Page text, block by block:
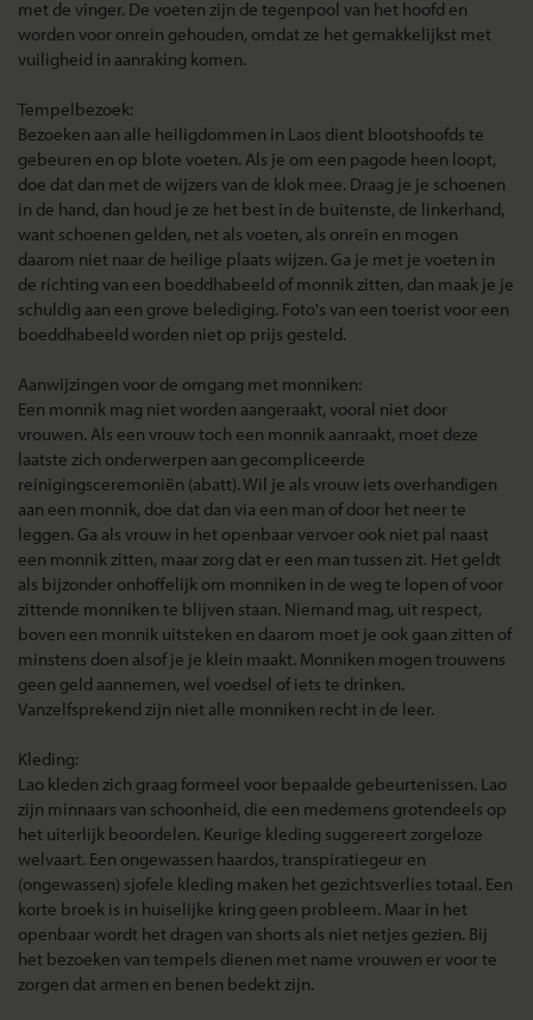
met de vinger. De voeten zijn de tegenpool van het hoofd en
worden voor onrein gehouden, omdat ze het gemakkelijkst met
vuiligheid in aanraking komen.
Tempelbezoek:
Bezoeken aan alle heiligdommen in Laos dient blootshoofds te
gebeuren en op blote voeten. Als je om een pagode heen loopt,
doe dat dan met de wijzers van de klok mee. Draag je je schoenen
in de hand, dan houd je ze het best in de buitenste, de linkerhand,
want schoenen gelden, net als voeten, als onrein en mogen
daarom niet naar de heilige plaats wijzen. Ga je met je voeten in
de richting van een boeddhabeeld of monnik zitten, dan maak je je
schuldig aan een grove belediging. Foto's van een toerist voor een
boeddhabeeld worden niet op prijs gesteld.
Aanwijzingen voor de omgang met monniken:
Een monnik mag niet worden aangeraakt, vooral niet door
vrouwen. Als een vrouw toch een monnik aanraakt, moet deze
laatste zich onderwerpen aan gecompliceerde
reinigingsceremoniën (abatt). Wil je als vrouw iets overhandigen
aan een monnik, doe dat dan via een man of door het neer te
leggen. Ga als vrouw in het openbaar vervoer ook niet pal naast
een monnik zitten, maar zorg dat er een man tussen zit. Het geldt
als bijzonder onhoffelijk om monniken in de weg te lopen of voor
zittende monniken te blijven staan. Niemand mag, uit respect,
boven een monnik uitsteken en daarom moet je ook gaan zitten of
minstens doen alsof je je klein maakt. Monniken mogen trouwens
geen geld aannemen, wel voedsel of iets te drinken.
Vanzelfsprekend zijn niet alle monniken recht in de leer.
Kleding:
Lao kleden zich graag formeel voor bepaalde gebeurtenissen. Lao
zijn minnaars van schoonheid, die een medemens grotendeels op
het uiterlijk beoordelen. Keurige kleding suggereert zorgeloze
welvaart. Een ongewassen haardos, transpiratiegeur en
(ongewassen) sjofele kleding maken het gezichtsverlies totaal. Een
korte broek is in huiselijke kring geen probleem. Maar in het
openbaar wordt het dragen van shorts als niet netjes gezien. Bij
het bezoeken van tempels dienen met name vrouwen er voor te
zorgen dat armen en benen bedekt zijn.